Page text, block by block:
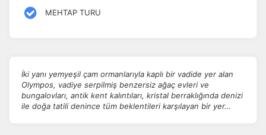
MEHTAP TURU
İki yanı yemyeşil çam ormanlarıyla kaplı bir vadide yer alan
Olympos, vadiye serpilmiş benzersiz ağaç evleri ve
bungalovları, antik kent kalıntıları, kristal berraklığında denizi
ile doğa tatili denince tüm beklentileri karşılayan bir yer…